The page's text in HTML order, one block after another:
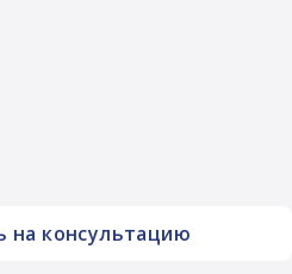
на консультацию